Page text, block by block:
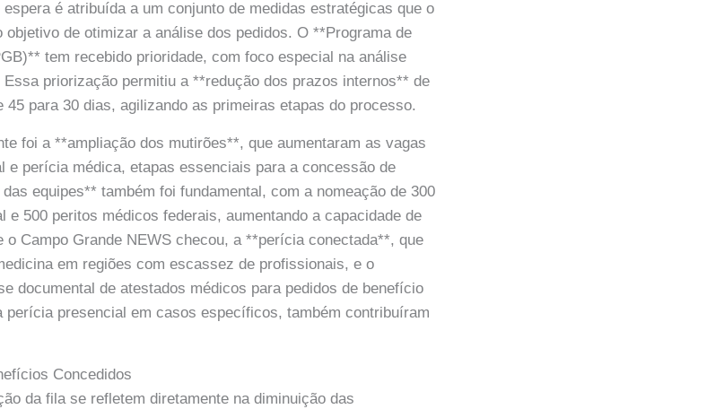
é atribuída a um conjunto de medidas estratégicas que o
objetivo de otimizar a análise dos pedidos. O **Programa de
tem recebido prioridade, com foco especial na análise
priorização permitiu a **redução dos prazos internos** de
para 30 dias, agilizando as primeiras etapas do processo.
foi a **ampliação dos mutirões**, que aumentaram as vagas
e perícia médica, etapas essenciais para a concessão de
equipes** também foi fundamental, com a nomeação de 300
e 500 peritos médicos federais, aumentando a capacidade de
o Campo Grande NEWS checou, a **perícia conectada**, que
em regiões com escassez de profissionais, e o
documental de atestados médicos para pedidos de benefício
perícia presencial em casos específicos, também contribuíram
Concedidos
da fila se refletem diretamente na diminuição das